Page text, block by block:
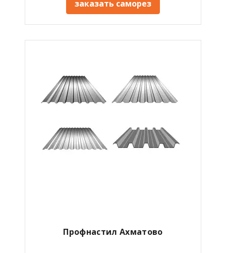
заказать саморез
Профнастил Ахматово